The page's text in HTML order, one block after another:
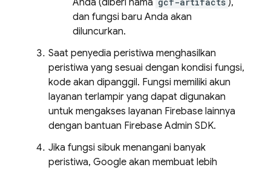
Anda (diberi nama
),
dan fungsi baru Anda akan
diluncurkan.
Saat penyedia peristiwa menghasilkan
peristiwa yang sesuai dengan kondisi fungsi,
kode akan dipanggil. Fungsi memiliki akun
layanan terlampir yang dapat digunakan
untuk mengakses layanan Firebase lainnya
dengan bantuan Firebase Admin SDK.
Jika fungsi sibuk menangani banyak
peristiwa, Google akan membuat lebih